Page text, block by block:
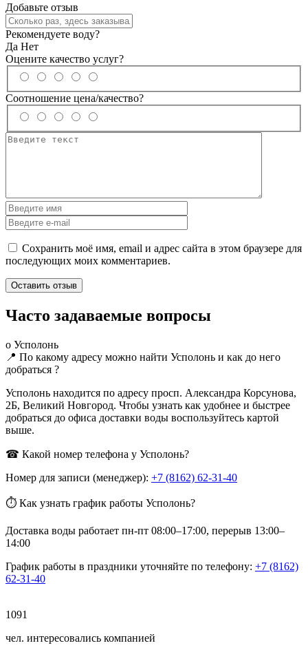
Добавьте отзыв
Рекомендуете воду?
Да Нет
Оцените качество услуг?
Соотношение цена/качество?
Сохранить моё имя, email и адрес сайта в этом браузере для
последующих моих комментариев.
Часто задаваемые вопросы
о Усполонь
📍 По какому адресу можно найти Усполонь и как до него
добраться ?
Усполонь находится по адресу просп. Александра Корсунова,
2Б, Великий Новгород. Чтобы узнать как удобнее и быстрее
добраться до офиса доставки воды воспользуйтесь картой
выше.
☎ Какой номер телефона у Усполонь?
Номер для записи (менеджер): +7 (8162) 62-31-40
⏱ Как узнать график работы Усполонь?
Доставка воды работает пн-пт 08:00–17:00, перерыв 13:00–
14:00
График работы в праздники уточняйте по телефону: +7 (8162)
62-31-40
1091
чел. интересовались компанией